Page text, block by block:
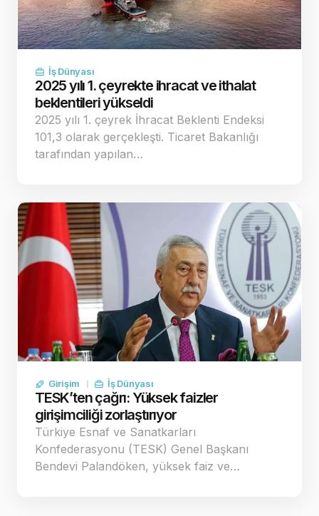
İş Dünyası
2025 yılı 1. çeyrekte ihracat ve ithalat
beklentileri yükseldi
2025 yılı 1. çeyrek İhracat Beklenti Endeksi
101,3 olarak gerçekleşti. Ticaret Bakanlığı
tarafından yapılan…
Girişim İş Dünyası
TESK’ten çağrı: Yüksek faizler
girişimciliği zorlaştırıyor
Türkiye Esnaf ve Sanatkarları
Konfederasyonu (TESK) Genel Başkanı
Bendevi Palandöken, yüksek faiz ve…